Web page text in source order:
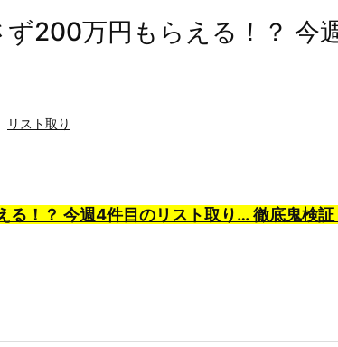
200万円もらえる！？ 今
リスト取り
る！？ 今週4件目のリスト取り…徹底鬼検証